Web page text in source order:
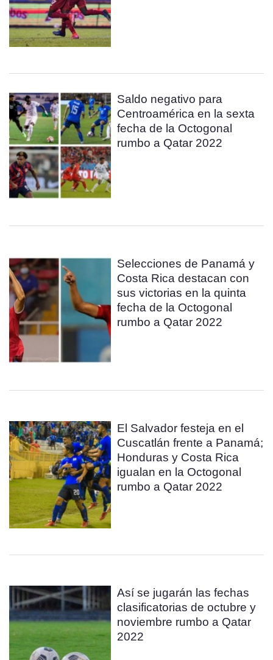
Saldo negativo para
Centroamérica en la sexta
fecha de la Octogonal
rumbo a Qatar 2022
Selecciones de Panamá y
Costa Rica destacan con
sus victorias en la quinta
fecha de la Octogonal
rumbo a Qatar 2022
El Salvador festeja en el
Cuscatlán frente a Panamá;
Honduras y Costa Rica
igualan en la Octogonal
rumbo a Qatar 2022
Así se jugarán las fechas
clasificatorias de octubre y
noviembre rumbo a Qatar
2022